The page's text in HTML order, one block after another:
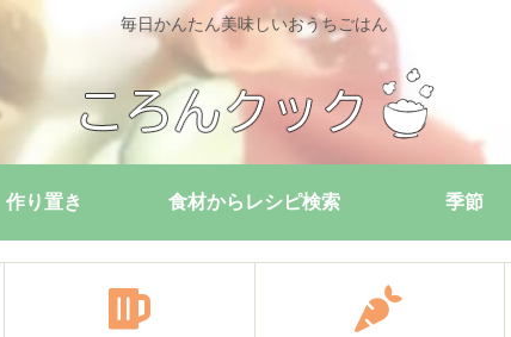
毎日かんたん美味しいおうちごはん
作り置き 食材からレシピ検索 季節